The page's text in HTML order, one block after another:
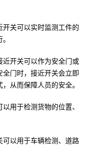
开关可以实时监测工件的
近开关可以作为安全门或
全门时，接近开关会立即
从而保障人员的安全。
用于检测货物的位置、
可以用于车辆检测、道路